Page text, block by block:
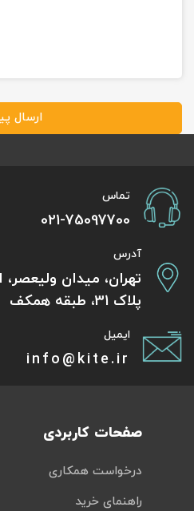
ارسال
تماس
021-75097700
آدرس
تهران، میدان ولیعصر،
پلاک 31، طبقه همکف
ایمیل
info@kite.ir
صفحات کاربردی
درخواست همکاری
راهنمای خرید